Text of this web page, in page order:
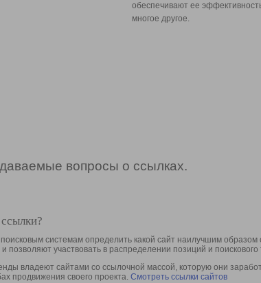
обеспечивают ее
многое другое.
вопросы о ссылках.
системам определить какой сайт наилучшим
позволяют участвовать в раcпределении позиций и
владеют сайтами со ссылочной массой, которую они
продвижения своего проекта. Смотреть ссылки сайтов